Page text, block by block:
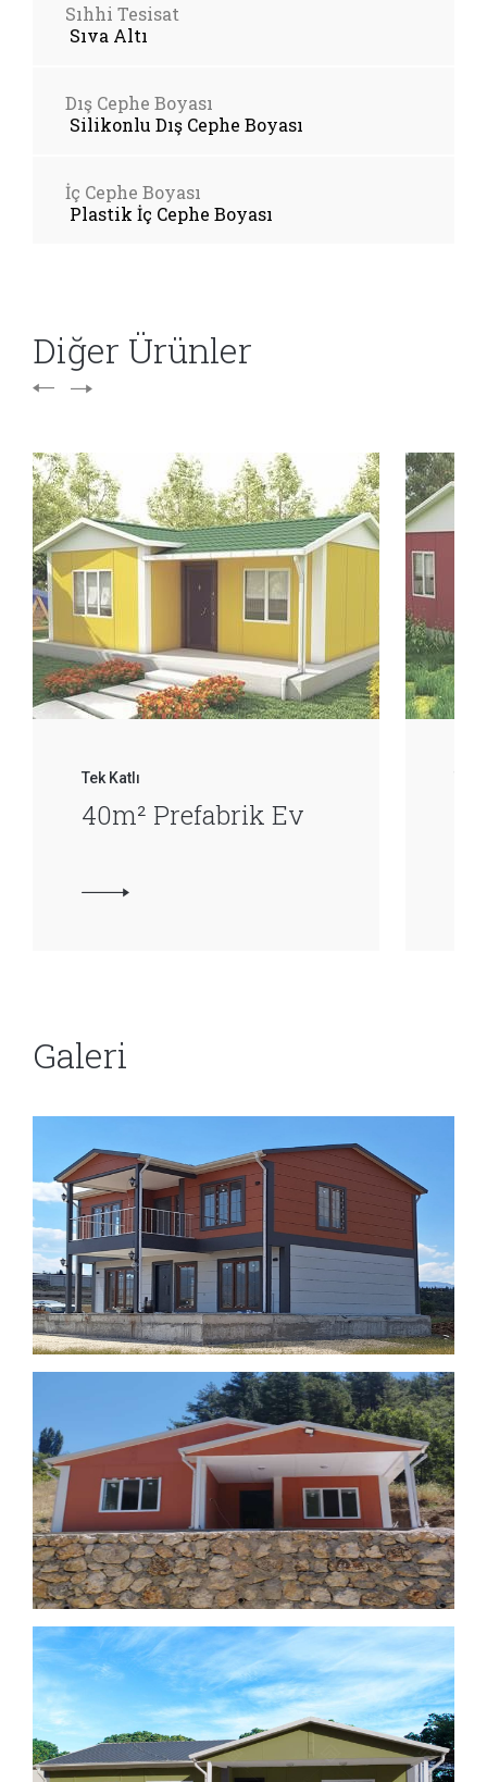
Sıhhi Tesisat
Sıva Altı
Dış Cephe Boyası
Silikonlu Dış Cephe Boyası
İç Cephe Boyası
Plastik İç Cephe Boyası
Diğer Ürünler
Tek Katlı
40m² Prefabrik Ev
Galeri